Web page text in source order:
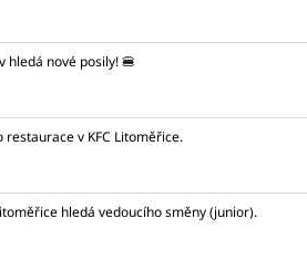
hledá nové posily! 🍔
v KFC Litoměřice.
hledá vedoucího směny (junior).